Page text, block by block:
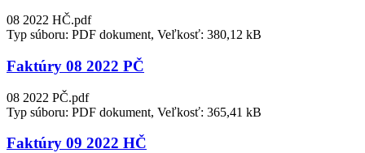
08 2022 HČ.pdf
Typ súboru: PDF dokument, Veľkosť: 380,12 kB
Faktúry 08 2022 PČ
08 2022 PČ.pdf
Typ súboru: PDF dokument, Veľkosť: 365,41 kB
Faktúry 09 2022 HČ